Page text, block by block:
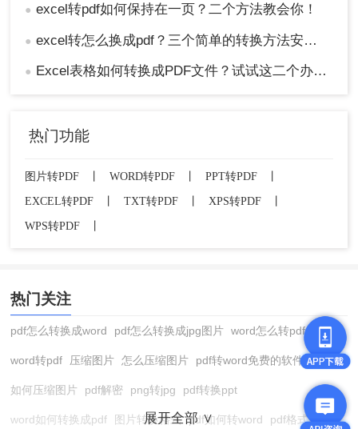
● excel转pdf如何保持在一页？二个方法教会你！
● excel转怎么换成pdf？三个简单的转换方法安利给你们
● Excel表格如何转换成PDF文件？试试这二个办法！
热门功能
图片转PDF WORD转PDF PPT转PDF
EXCEL转PDF
TXT转PDF XPS转PDF
WPS转PDF
热门关注
pdf怎么转换成word pdf怎么转换成jpg图片 word怎么转pdf
word转pdf 压缩图片 怎么压缩图片 pdf转word免费的软件
如何压缩图片 pdf解密 png转jpg pdf转换ppt
word如何转换成pdf 图片转换格式 pdf如何转word pdf格式转换
展开全部 ∨